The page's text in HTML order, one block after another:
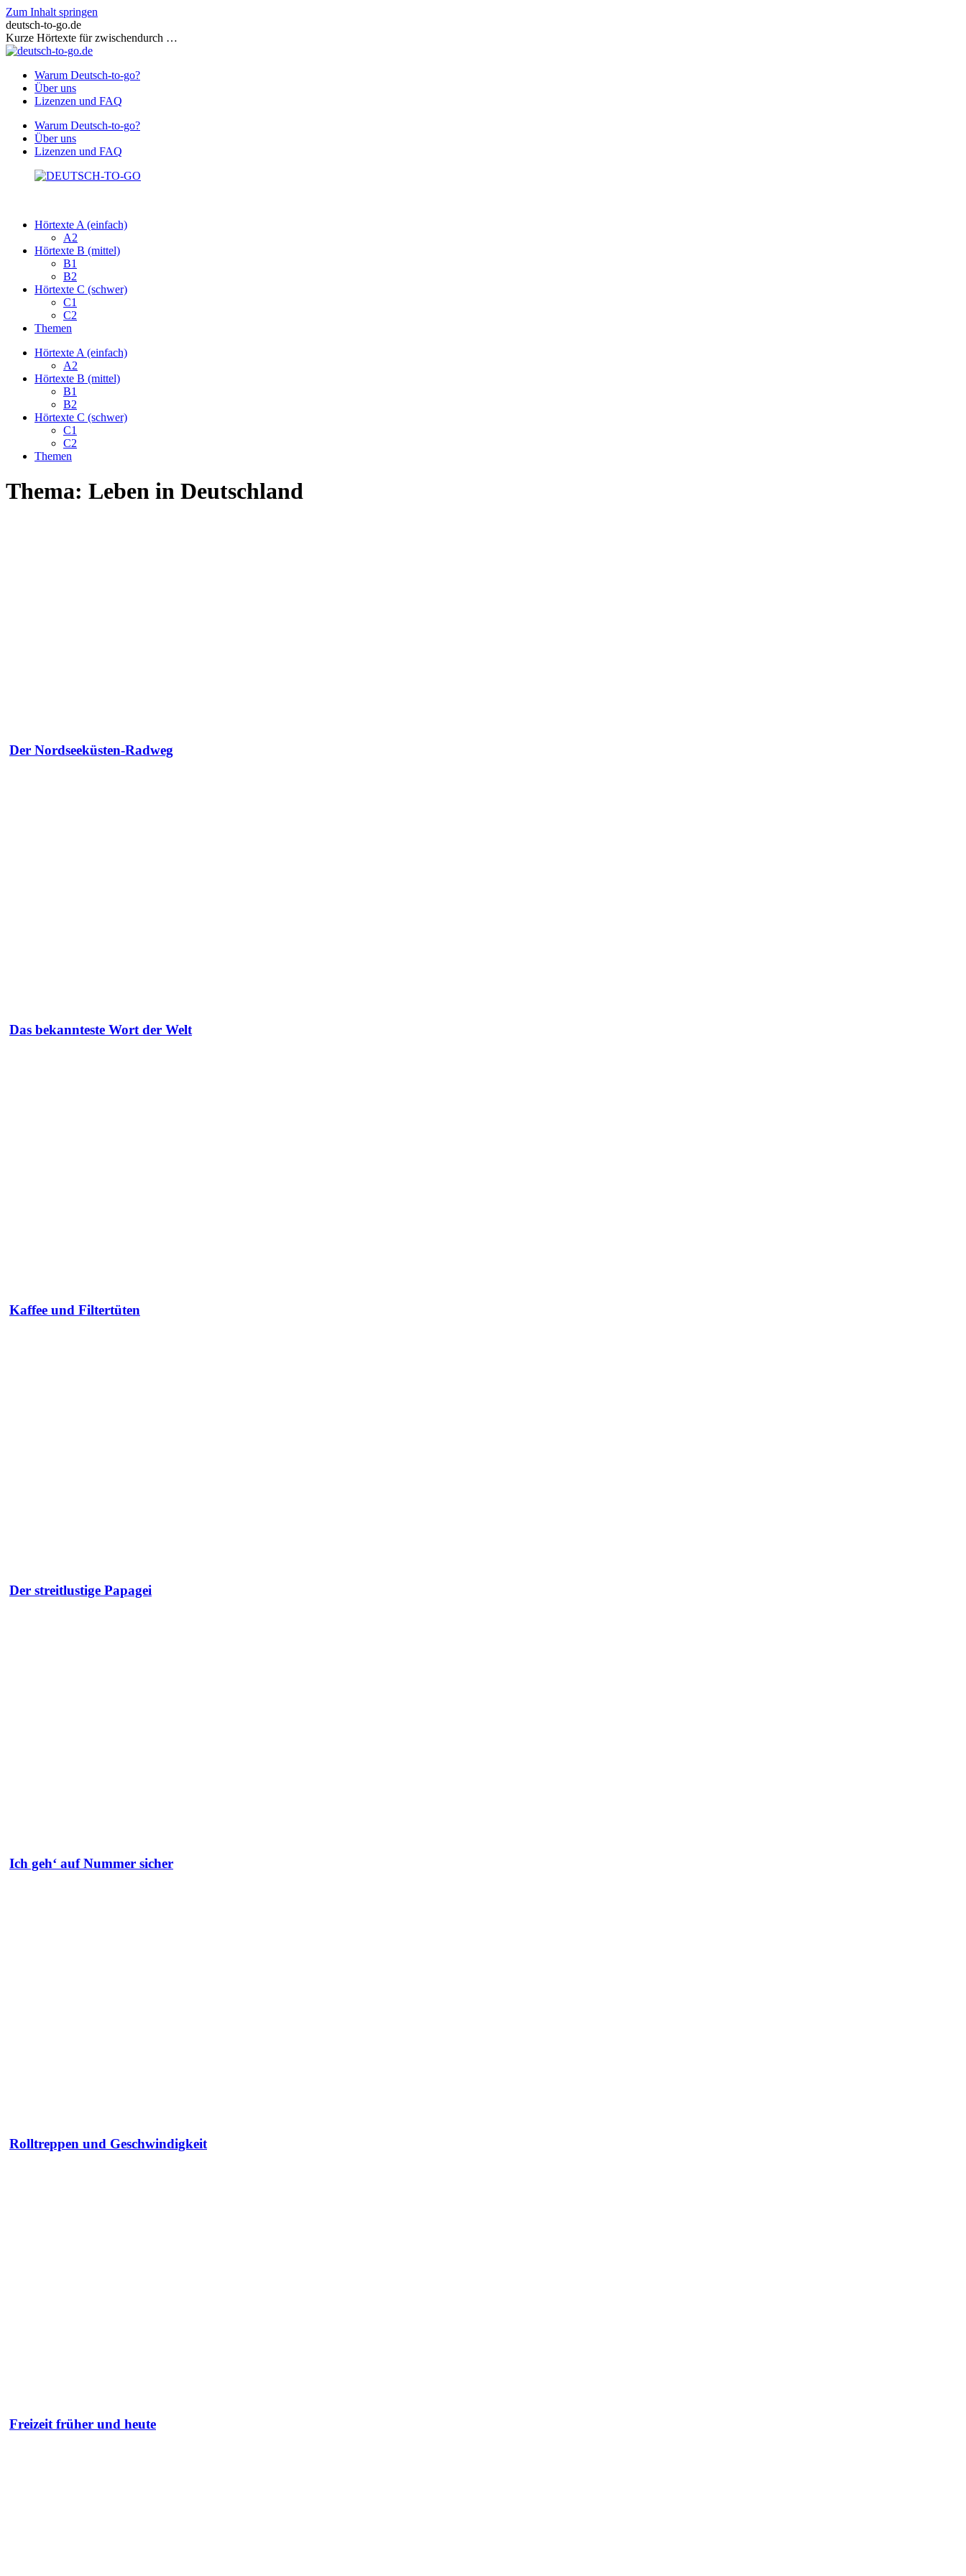
Zum Inhalt springen
deutsch-to-go.de
Kurze Hörtexte für zwischendurch …
Warum Deutsch-to-go?
Über uns
Lizenzen und FAQ
Warum Deutsch-to-go?
Über uns
Lizenzen und FAQ
Hörtexte A (einfach)
A2
Hörtexte B (mittel)
B1
B2
Hörtexte C (schwer)
C1
C2
Themen
Hörtexte A (einfach)
A2
Hörtexte B (mittel)
B1
B2
Hörtexte C (schwer)
C1
C2
Themen
Thema: Leben in Deutschland
Der Nordseeküsten-Radweg
Das bekannteste Wort der Welt
Kaffee und Filtertüten
Der streitlustige Papagei
Ich geh‘ auf Nummer sicher
Rolltreppen und Geschwindigkeit
Freizeit früher und heute